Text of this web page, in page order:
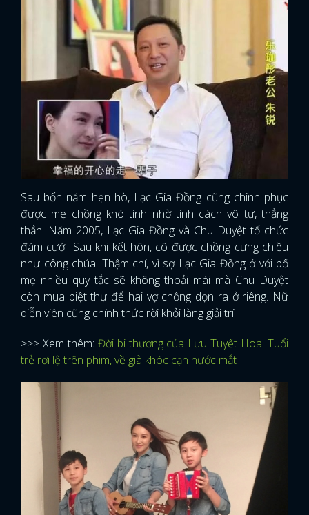
x
ĐĂNG NHẬP
Sau bốn năm hẹn hò, Lạc Gia Đồng cũng chinh phục
được mẹ chồng khó tính nhờ tính cách vô tư, thẳng
thắn. Năm 2005, Lạc Gia Đồng và Chu Duyệt tổ chức
đám cưới. Sau khi kết hôn, cô được chồng cưng chiều
như công chúa. Thậm chí, vì sợ Lạc Gia Đồng ở với bố
mẹ nhiều quy tắc sẽ không thoải mái mà Chu Duyệt
còn mua biệt thự để hai vợ chồng dọn ra ở riêng. Nữ
diễn viên cũng chính thức rời khỏi làng giải trí.
>>> Xem thêm: Đời bi thương của Lưu Tuyết Hoa: Tuổi
trẻ rơi lệ trên phim, về già khóc cạn nước mắt